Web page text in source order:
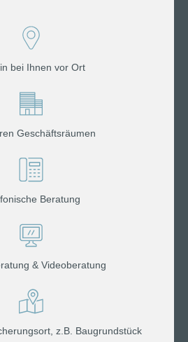
bei Ihnen vor Ort
Geschäftsräumen
Beratung
& Videoberatung
z.B. Baugrundstück